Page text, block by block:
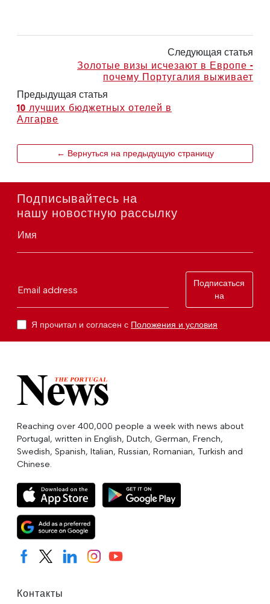
Следующая статья
Золотые визы исчезают в Европе -
почему Португалия выживает
Предыдущая статья
10 лучших бюджетных отелей в
Алгарве
← Вернуться на предыдущую страницу
Подписывайтесь на
нашу новостную рассылку
Имя
Email address
Подписаться
на
Я прочитал и согласен с Положения и условия
Reaching over 400,000 people a week with news about
Portugal, written in English, Dutch, German, French,
Swedish, Spanish, Italian, Russian, Romanian, Turkish and
Chinese.
Контакты